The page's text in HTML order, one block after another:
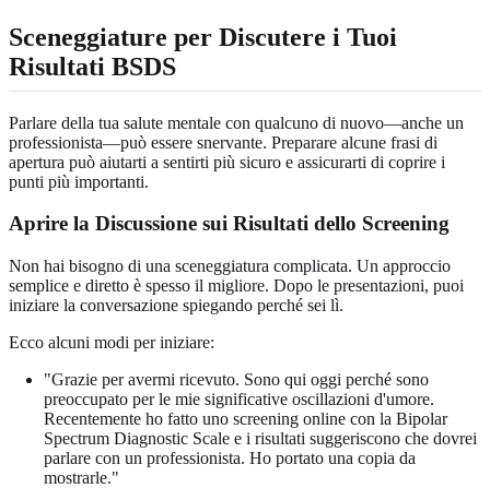
Sceneggiature per Discutere i Tuoi
Risultati BSDS
Parlare della tua salute mentale con qualcuno di nuovo—anche un
professionista—può essere snervante. Preparare alcune frasi di
apertura può aiutarti a sentirti più sicuro e assicurarti di coprire i
punti più importanti.
Aprire la Discussione sui Risultati dello Screening
Non hai bisogno di una sceneggiatura complicata. Un approccio
semplice e diretto è spesso il migliore. Dopo le presentazioni, puoi
iniziare la conversazione spiegando perché sei lì.
Ecco alcuni modi per iniziare:
"Grazie per avermi ricevuto. Sono qui oggi perché sono
preoccupato per le mie significative oscillazioni d'umore.
Recentemente ho fatto uno screening online con la Bipolar
Spectrum Diagnostic Scale e i risultati suggeriscono che dovrei
parlare con un professionista. Ho portato una copia da
mostrarle."